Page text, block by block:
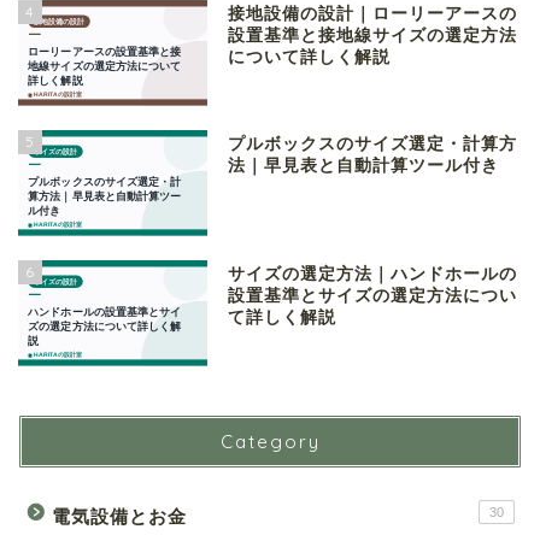
4
接地設備の設計｜ローリーアースの
設置基準と接地線サイズの選定方法
について詳しく解説
5
プルボックスのサイズ選定・計算方
法｜早見表と自動計算ツール付き
6
サイズの選定方法｜ハンドホールの
設置基準とサイズの選定方法につい
て詳しく解説
Category
電気設備とお金 30